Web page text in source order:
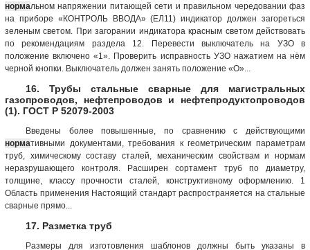
нормальном напряжении питающей сети и правильном чередовании фаз
на приборе «КОНТРОЛЬ ВВОДА» (ЕЛ11) индикатор должен загореться
зеленым светом. При загорании индикатора красным светом действовать
по рекомендациям раздела 12. Перевести выключатель на УЗО в
положение включено «1». Проверить исправность УЗО нажатием на нём
черной кнопки. Выключатель должен занять положение «О»...
16. Трубы стальные сварные для магистральных
газопроводов, нефтепроводов и нефтепродуктопроводов
(1). ГОСТ Р 52079-2003
Введены более повышенные, по сравнению с действующими
нормативными документами, требования к геометрическим параметрам
труб, химическому составу сталей, механическим свойствам и нормам
неразрушающего контроля. Расширен сортамент труб по диаметру,
толщине, классу прочности сталей, конструктивному оформлению. 1
Область применения Настоящий стандарт распространяется на стальные
сварные прямо...
17. Разметка труб
Размеры для изготовления шаблонов должны быть указаны в